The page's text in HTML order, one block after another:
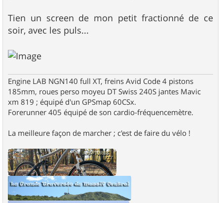
Tien un screen de mon petit fractionné de ce
soir, avec les puls...
Engine LAB NGN140 full XT, freins Avid Code 4 pistons
185mm, roues perso moyeu DT Swiss 240S jantes Mavic
xm 819 ; équipé d'un GPSmap 60CSx.
Forerunner 405 équipé de son cardio-fréquencemètre.
La meilleure façon de marcher ; c'est de faire du vélo !